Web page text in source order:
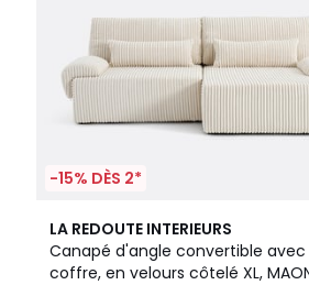
-15% DÈS 2*
LA REDOUTE INTERIEURS
Canapé d'angle convertible avec
coffre, en velours côtelé XL,
5
/
5